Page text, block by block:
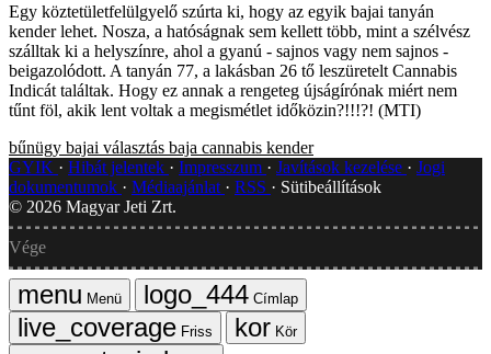
Egy köztetületfelülgyelő szúrta ki, hogy az egyik bajai tanyán
kender lehet. Nosza, a hatóságnak sem kellett több, mint a szélvész
szálltak ki a helyszínre, ahol a gyanú - sajnos vagy nem sajnos -
beigazolódott. A tanyán 77, a lakásban 26 tő leszüretelt Cannabis
Indicát találtak. Hogy ez annak a rengeteg újságírónak miért nem
tűnt föl, akik lent voltak a megismétlet időközin?!!!?! (MTI)
bűnügy bajai választás baja cannabis kender
GYIK
Hibát jelentek Impresszum Javítások kezelése
Jogi
dokumentumok
Médiaajánlat RSS
Sütibeállítások
© 2026 Magyar Jeti Zrt.
Vége
Menü
Címlap
Friss
Kör